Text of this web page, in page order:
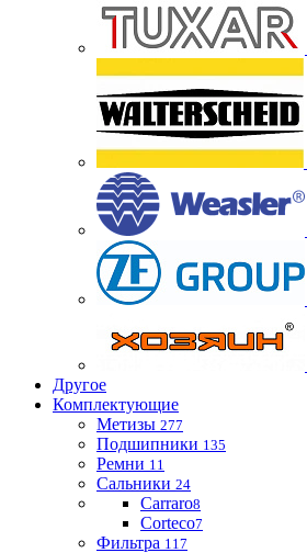
Другое
Комплектующие
Метизы 277
Подшипники 135
Ремни 11
Сальники 24
Carraro8
Corteco7
Фильтра 117